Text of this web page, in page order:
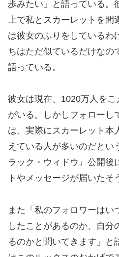
歩みたい」と語っている。
上で私とスカーレットを
は彼女のふりをしているわ
ちはただ似ているだけなの
語っている。
彼女は現在、1020万人をこ
がいる。しかしフォローし
は、実際にスカーレット本
えている人が多いのだとい
ラック・ウィドウ』公開後
トやメッセージが届いたそ
また「私のフォロワーはい
したことがあるのか、自分
るのかと聞いてきます」と